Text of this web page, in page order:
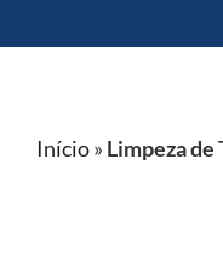
Início» Limpeza